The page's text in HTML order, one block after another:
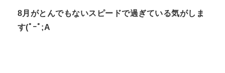
8月がとんでもないスピードで過ぎている気がしま
す(ﾟｰﾟ;A